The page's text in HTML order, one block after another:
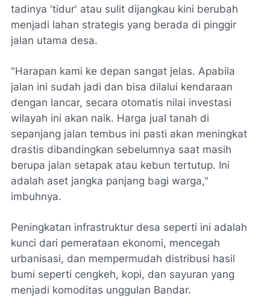
tadinya 'tidur' atau sulit dijangkau kini berubah
menjadi lahan strategis yang berada di pinggir
jalan utama desa.
"Harapan kami ke depan sangat jelas. Apabila
jalan ini sudah jadi dan bisa dilalui kendaraan
dengan lancar, secara otomatis nilai investasi
wilayah ini akan naik. Harga jual tanah di
sepanjang jalan tembus ini pasti akan meningkat
drastis dibandingkan sebelumnya saat masih
berupa jalan setapak atau kebun tertutup. Ini
adalah aset jangka panjang bagi warga,"
imbuhnya.
Peningkatan infrastruktur desa seperti ini adalah
kunci dari pemerataan ekonomi, mencegah
urbanisasi, dan mempermudah distribusi hasil
bumi seperti cengkeh, kopi, dan sayuran yang
menjadi komoditas unggulan Bandar.